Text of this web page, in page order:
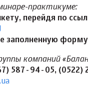
практикуме:
перейдя по
заполненную
компаний
587-94-05, (0522)